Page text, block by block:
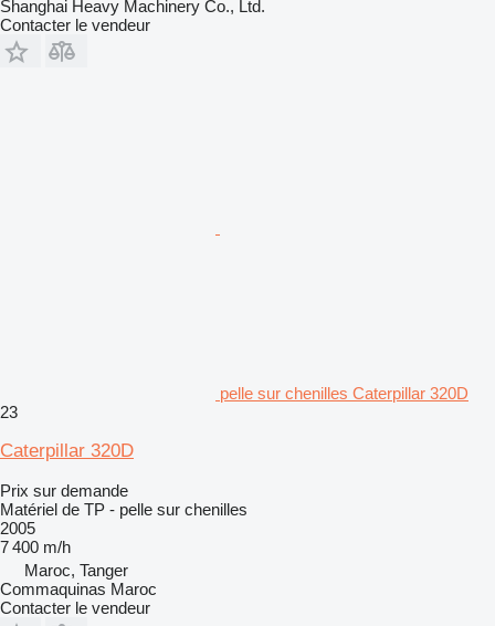
Shanghai Heavy Machinery Co., Ltd.
Contacter le vendeur
pelle sur chenilles Caterpillar 320D
23
Caterpillar 320D
Prix sur demande
Matériel de TP - pelle sur chenilles
2005
7 400 m/h
Maroc, Tanger
Commaquinas Maroc
Contacter le vendeur